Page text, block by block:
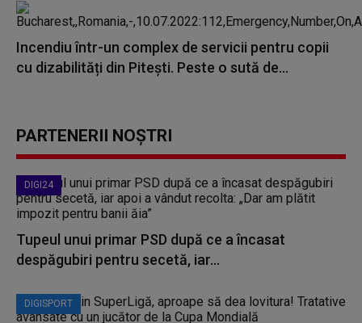
Incendiu într-un complex de servicii pentru copii
cu dizabilități din Pitești. Peste o sută de...
PARTENERII NOȘTRI
DIGI24
Tupeul unui primar PSD după ce a încasat
despăgubiri pentru secetă, iar...
DIGISPORT